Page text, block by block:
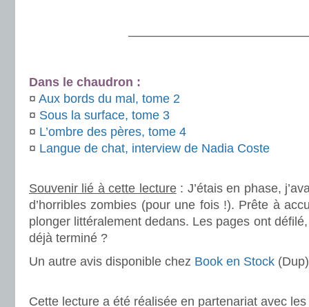
Dans le chaudron :
¤ Aux bords du mal, tome 2
¤ Sous la surface, tome 3
¤ L’ombre des pères, tome 4
¤ Langue de chat, interview de Nadia Coste
Souvenir lié à cette lecture: J’étais en phase,
d’horribles zombies (pour une fois !). Prête à
plonger littéralement dedans. Les pages ont
déjà terminé ?
Un autre avis disponible chez Book en Stock
Cette lecture a été réalisée en partenariat avec